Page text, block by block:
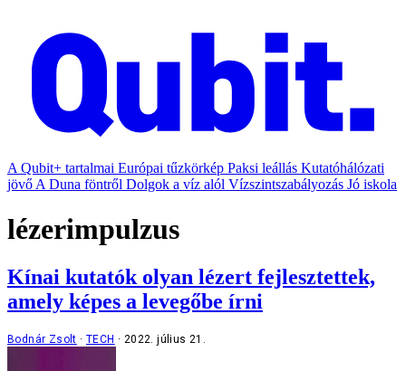
A Qubit+ tartalmai Európai tűzkörkép Paksi leállás Kutatóhálózati
jövő A Duna föntről Dolgok a víz alól Vízszintszabályozás Jó iskola
lézerimpulzus
Kínai kutatók olyan lézert fejlesztettek,
amely képes a levegőbe írni
Bodnár Zsolt TECH 2022. július 21.